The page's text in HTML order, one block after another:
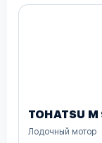
TOHATSU
Лодочный мотор